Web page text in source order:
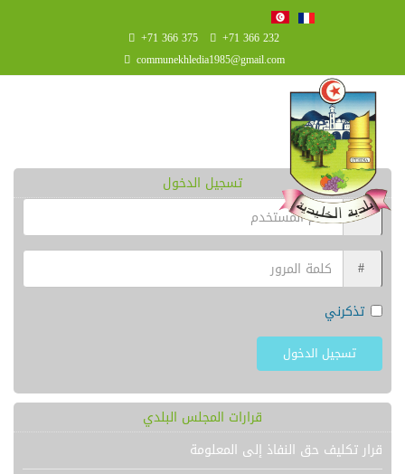
+71 366 375
+71 366 232
communekhledia1985@gmail.com
تسجيل الدخول
تذكرني
تسجيل الدخول
قرارات المجلس البلدي
قرار تكليف حق النفاذ إلى المعلومة